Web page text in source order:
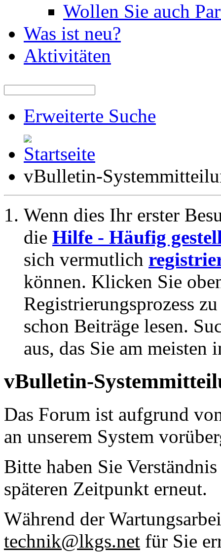
Wollen Sie auch
Was ist neu?
Aktivitäten
Erweiterte Suche
vBulletin-
Wenn dies Ihr erster
die Hilfe - Häufig
sich vermutlich
können. Klicken Sie
Registrierungsprozess
schon Beiträge lesen.
aus, das Sie am meisten
vBulletin-
Das Forum ist aufgrund
an unserem System
Bitte haben Sie
späteren Zeitpunkt erneut.
Während der
technik@lkgs.net für Sie